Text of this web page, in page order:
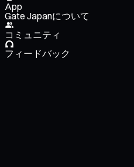
App
Gate Japanについて
コミュニティ
フィードバック